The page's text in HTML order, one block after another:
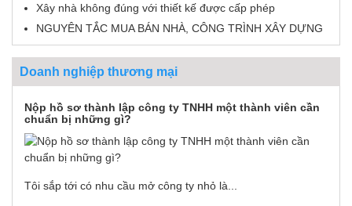
Xây nhà không đúng với thiết kế được cấp phép
NGUYÊN TẮC MUA BÁN NHÀ, CÔNG TRÌNH XÂY DỰNG
Doanh nghiệp thương mại
Nộp hồ sơ thành lập công ty TNHH một thành viên cần
chuẩn bị những gì?
Tôi sắp tới có nhu cầu mở công ty nhỏ là...